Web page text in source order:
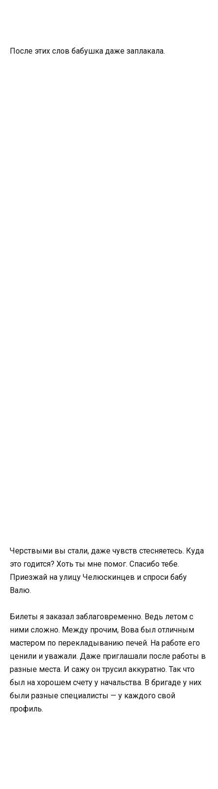
После этих слов бабушка даже заплакала.
Черствыми вы стали, даже чувств стесняетесь. Куда
это годится? Хоть ты мне помог. Спасибо тебе.
Приезжай на улицу Челюскинцев и спроси бабу
Валю.
Билеты я заказал заблаговременно. Ведь летом с
ними сложно. Между прочим, Вова был отличным
мастером по перекладыванию печей. На работе его
ценили и уважали. Даже приглашали после работы в
разные места. И сажу он трусил аккуратно. Так что
был на хорошем счету у начальства. В бригаде у них
были разные специалисты — у каждого свой
профиль.